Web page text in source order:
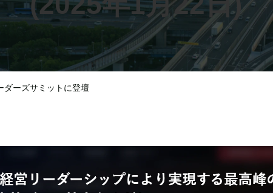
ダーズサミットに登壇